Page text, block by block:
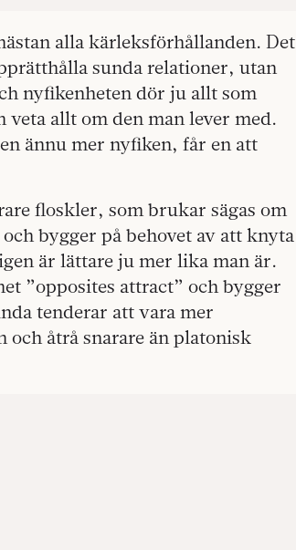
alla kärleksförhållanden. Det
sunda relationer, utan
nyfikenheten dör ju allt som
allt om den man lever med.
ännu mer nyfiken, får en att
floskler, som brukar sägas om
bygger på behovet av att knyta
är lättare ju mer lika man är.
”opposites attract” och bygger
tenderar att vara mer
och åtrå snarare än platonisk